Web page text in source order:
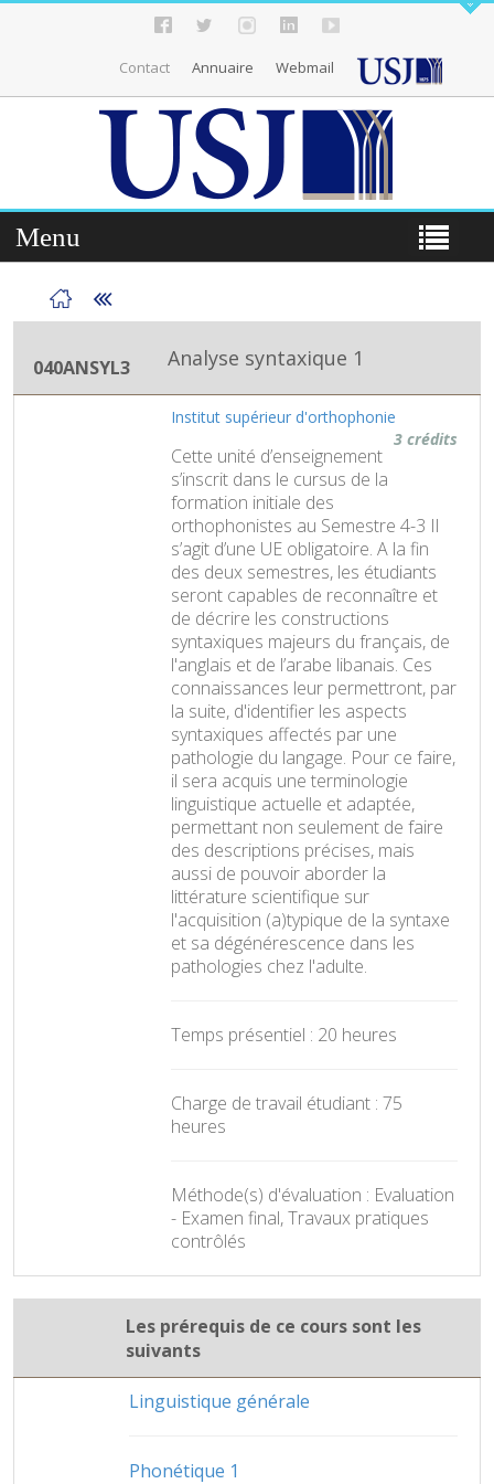
Contact Annuaire Webmail
Menu
040ANSYL3 Analyse syntaxique 1
Institut supérieur d'orthophonie
3 crédits
Cette unité d’enseignement
s’inscrit dans le cursus de la
formation initiale des
orthophonistes au Semestre 4-3 Il
s’agit d’une UE obligatoire. A la fin
des deux semestres, les étudiants
seront capables de reconnaître et
de décrire les constructions
syntaxiques majeurs du français, de
l'anglais et de l’arabe libanais. Ces
connaissances leur permettront, par
la suite, d'identifier les aspects
syntaxiques affectés par une
pathologie du langage. Pour ce faire,
il sera acquis une terminologie
linguistique actuelle et adaptée,
permettant non seulement de faire
des descriptions précises, mais
aussi de pouvoir aborder la
littérature scientifique sur
l'acquisition (a)typique de la syntaxe
et sa dégénérescence dans les
pathologies chez l'adulte.
Temps présentiel : 20 heures
Charge de travail étudiant : 75
heures
Méthode(s) d'évaluation : Evaluation
- Examen final, Travaux pratiques
contrôlés
Les prérequis de ce cours sont les
suivants
Linguistique générale
Phonétique 1